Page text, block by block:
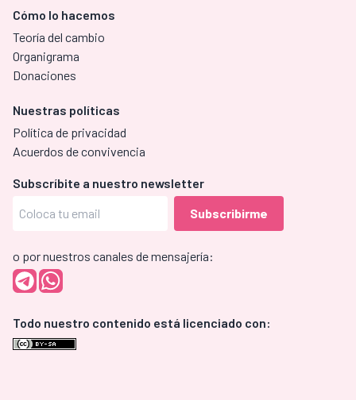
Cómo lo hacemos
Teoría del cambio
Organigrama
Donaciones
Nuestras políticas
Política de privacidad
Acuerdos de convivencia
Subscríbite a nuestro newsletter
o por nuestros canales de mensajería:
Todo nuestro contenido está licenciado con: